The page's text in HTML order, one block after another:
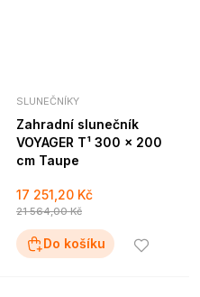
SLUNEČNÍKY
Zahradní slunečník
VOYAGER T¹ 300 x 200
cm Taupe
17 251,20 Kč
21 564,00 Kč
Do košíku